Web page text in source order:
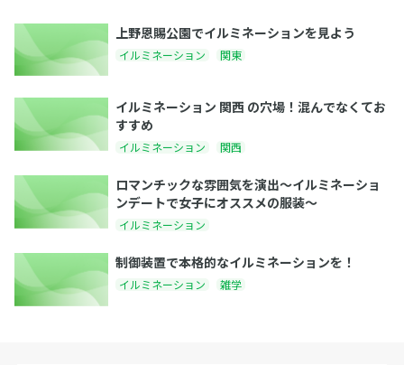
上野恩賜公園でイルミネーションを見よう
イルミネーション 関東
イルミネーション 関西 の穴場！混んでなくてお
すすめ
イルミネーション 関西
ロマンチックな雰囲気を演出〜イルミネーショ
ンデートで女子にオススメの服装〜
イルミネーション
制御装置で本格的なイルミネーションを！
イルミネーション 雑学